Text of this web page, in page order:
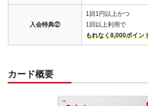
入会特典②
1回1円以上かつ
1回以上利用で
もれなく8,000ポイン
カード概要